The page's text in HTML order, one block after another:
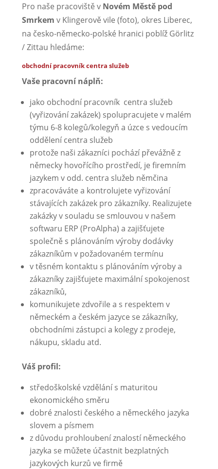
Pro naše pracoviště vNovém Městě pod
Smrkem v Klingerově vile (foto), okres Liberec,
na česko-německo-polské hranici poblíž Görlitz
/ Zittau hledáme:
obchodní pracovník centra služeb
Vaše pracovní náplň:
jako obchodní pracovník centra služeb
(vyřizování zakázek) spolupracujete v malém
týmu 6-8 kolegů/kolegyň a úzce s vedoucím
oddělení centra služeb
protože naši zákazníci pochází převážně z
německy hovořícího prostředí, je firemním
jazykem v odd. centra služeb němčina
zpracováváte a kontrolujete vyřizování
stávajících zakázek pro zákazníky. Realizujete
zakázky v souladu se smlouvou v našem
softwaru ERP (ProAlpha) a zajišťujete
společně s plánováním výroby dodávky
zákazníkům v požadovaném termínu
v těsném kontaktu s plánováním výroby a
zákazníky zajišťujete maximální spokojenost
zákazníků,
komunikujete zdvořile a s respektem v
německém a českém jazyce se zákazníky,
obchodními zástupci a kolegy z prodeje,
nákupu, skladu atd.
Váš profil:
středoškolské vzdělání s maturitou
ekonomického směru
dobré znalosti českého a německého jazyka
slovem a písmem
z důvodu prohloubení znalostí německého
jazyka se můžete účastnit bezplatných
jazykových kurzů ve firmě